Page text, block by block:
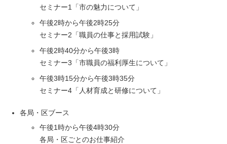
セミナー1「市の魅力について」
午後2時から午後2時25分
セミナー2「職員の仕事と採用試験」
午後2時40分から午後3時
セミナー3「市職員の福利厚生について」
午後3時15分から午後3時35分
セミナー4「人材育成と研修について」
各局・区ブース
午後1時から午後4時30分
各局・区ごとのお仕事紹介